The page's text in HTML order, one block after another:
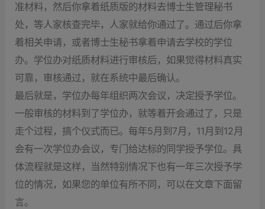
准材料，然后你拿着纸质版的材料去博士生管理秘书
处，等人家核查完毕，人家就给你通过了。通过后你拿
着相关申请，或者博士生秘书拿着申请去学校的学位
办。学位办对纸质材料进行审核后，如果觉得材料真实
可靠，审核通过，就在系统中最后确认。
最后就是，学位办每年组织两次会议，决定授予学位。
一般审核的材料到了学位办，就等着开会通过了，只是
走个过程，搞个仪式而已。每年5月到7月，11月到12月
会有一次学位办会议，专门给达标的同学授予学位。具
体流程就是这样，当然特别情况下也有一年三次授予学
位的情况，如果您的单位有所不同，可以在文章下面留
言。